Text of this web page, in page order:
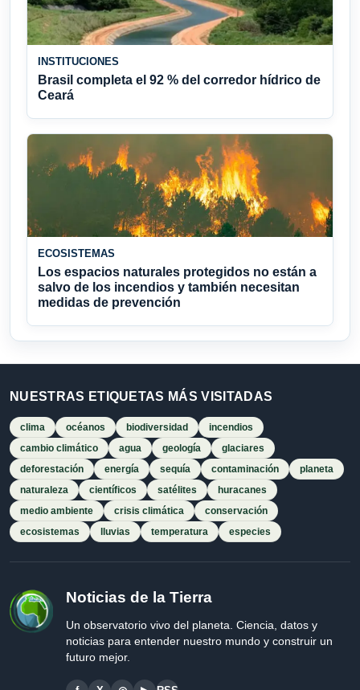
INSTITUCIONES
Brasil completa el 92 % del corredor hídrico de
Ceará
ECOSISTEMAS
Los espacios naturales protegidos no están a
salvo de los incendios y también necesitan
medidas de prevención
NUESTRAS ETIQUETAS MÁS VISITADAS
clima océanos biodiversidad
incendios
cambio climático
agua geología
glaciares
deforestación
energía sequía contaminación
planeta
naturaleza
científicos satélites
huracanes
medio ambiente
crisis climática
conservación
ecosistemas
lluvias temperatura especies
Noticias de la Tierra
Un observatorio vivo del planeta. Ciencia, datos y
noticias para entender nuestro mundo y construir un
futuro mejor.